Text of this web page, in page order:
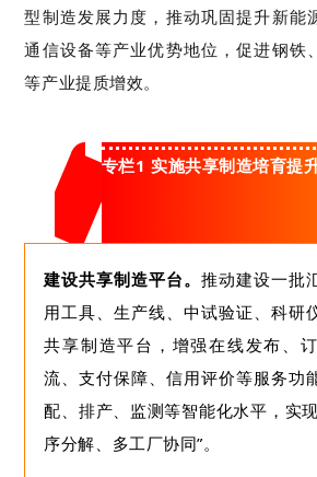
型制造发展力度，推动巩固提升新能
通信设备等产业优势地位，促进钢铁
等产业提质增效。
专栏1 实施共享制造培育提
建设共享制造平台。推动建设一批
用工具、生产线、中试验证、科研
共享制造平台，增强在线发布、
流、支付保障、信用评价等服务功
配、排产、监测等智能化水平，实
序分解、多工厂协同”。